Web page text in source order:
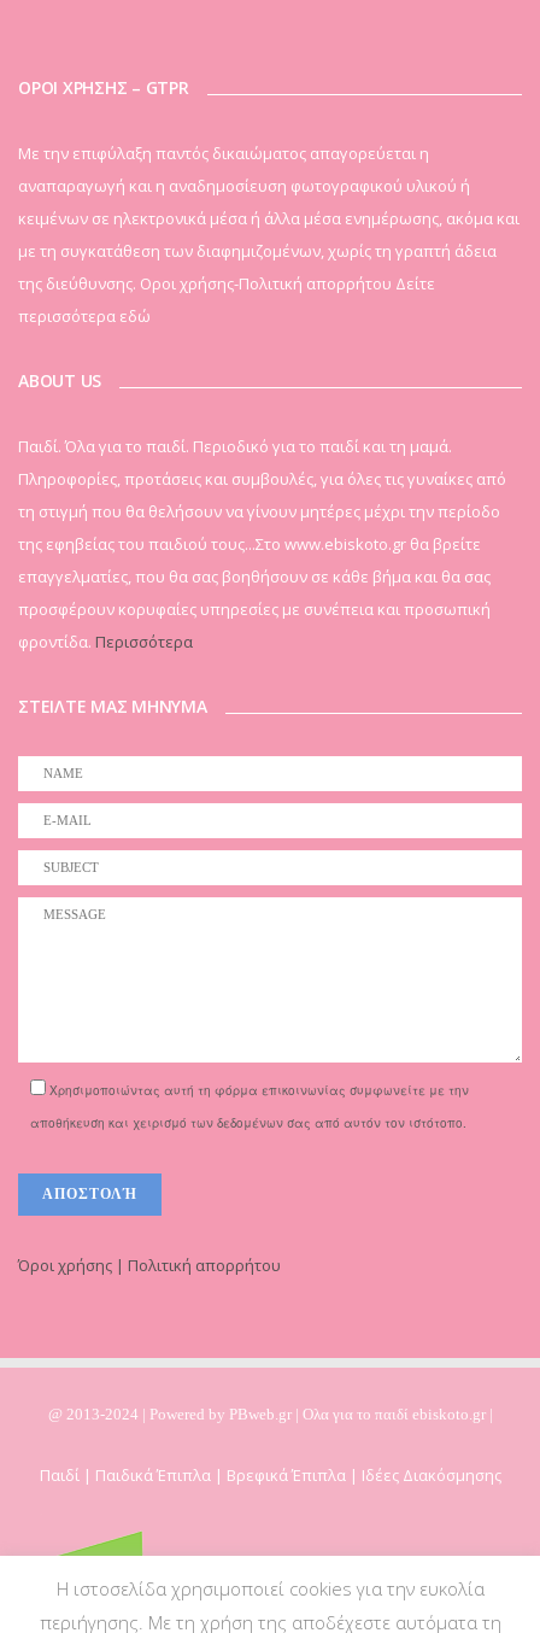
ΟΡΟΙ ΧΡΗΣΗΣ – GTPR
Mε την επιφύλαξη παντός δικαιώματος απαγορεύεται η
αναπαραγωγή και η αναδημοσίευση φωτογραφικού υλικού ή
κειμένων σε ηλεκτρονικά μέσα ή άλλα μέσα ενημέρωσης, ακόμα και
με τη συγκατάθεση των διαφημιζομένων, χωρίς τη γραπτή άδεια
της διεύθυνσης. Οροι χρήσης-Πολιτική απορρήτου Δείτε
περισσότερα εδώ
ABOUT US
Παιδί. Όλα για το παιδί. Περιοδικό για το παιδί και τη μαμά.
Πληροφορίες, προτάσεις και συμβουλές, για όλες τις γυναίκες από
τη στιγμή που θα θελήσουν να γίνουν μητέρες μέχρι την περίοδο
της εφηβείας του παιδιού τους...Στο www.ebiskoto.gr θα βρείτε
επαγγελματίες, που θα σας βοηθήσουν σε κάθε βήμα και θα σας
προσφέρουν κορυφαίες υπηρεσίες με συνέπεια και προσωπική
φροντίδα. Περισσότερα
ΣΤΕΙΛΤΕ ΜΑΣ ΜΗΝΥΜΑ
Χρησιμοποιώντας αυτή τη φόρμα επικοινωνίας συμφωνείτε με την
αποθήκευση και χειρισμό των δεδομένων σας από αυτόν τον ιστότοπο.
Όροι χρήσης | Πολιτική απορρήτου
@ 2013-2024 | Powered by PBweb.gr | Ολα για το παιδί ebiskoto.gr |
Παιδί | Παιδικά Έπιπλα | Βρεφικά Έπιπλα | Ιδέες Διακόσμησης
Η ιστοσελίδα χρησιμοποιεί cookies για την ευκολία
περιήγησης. Με τη χρήση της αποδέχεστε αυτόματα τη